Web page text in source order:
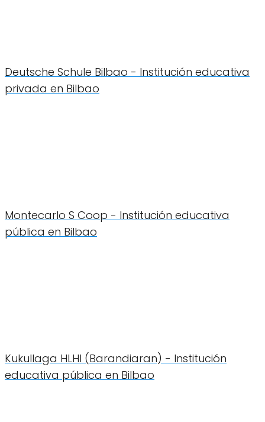
Deutsche Schule Bilbao - Institución educativa
privada en Bilbao
Montecarlo S Coop - Institución educativa
pública en Bilbao
Kukullaga HLHI (Barandiaran) - Institución
educativa pública en Bilbao